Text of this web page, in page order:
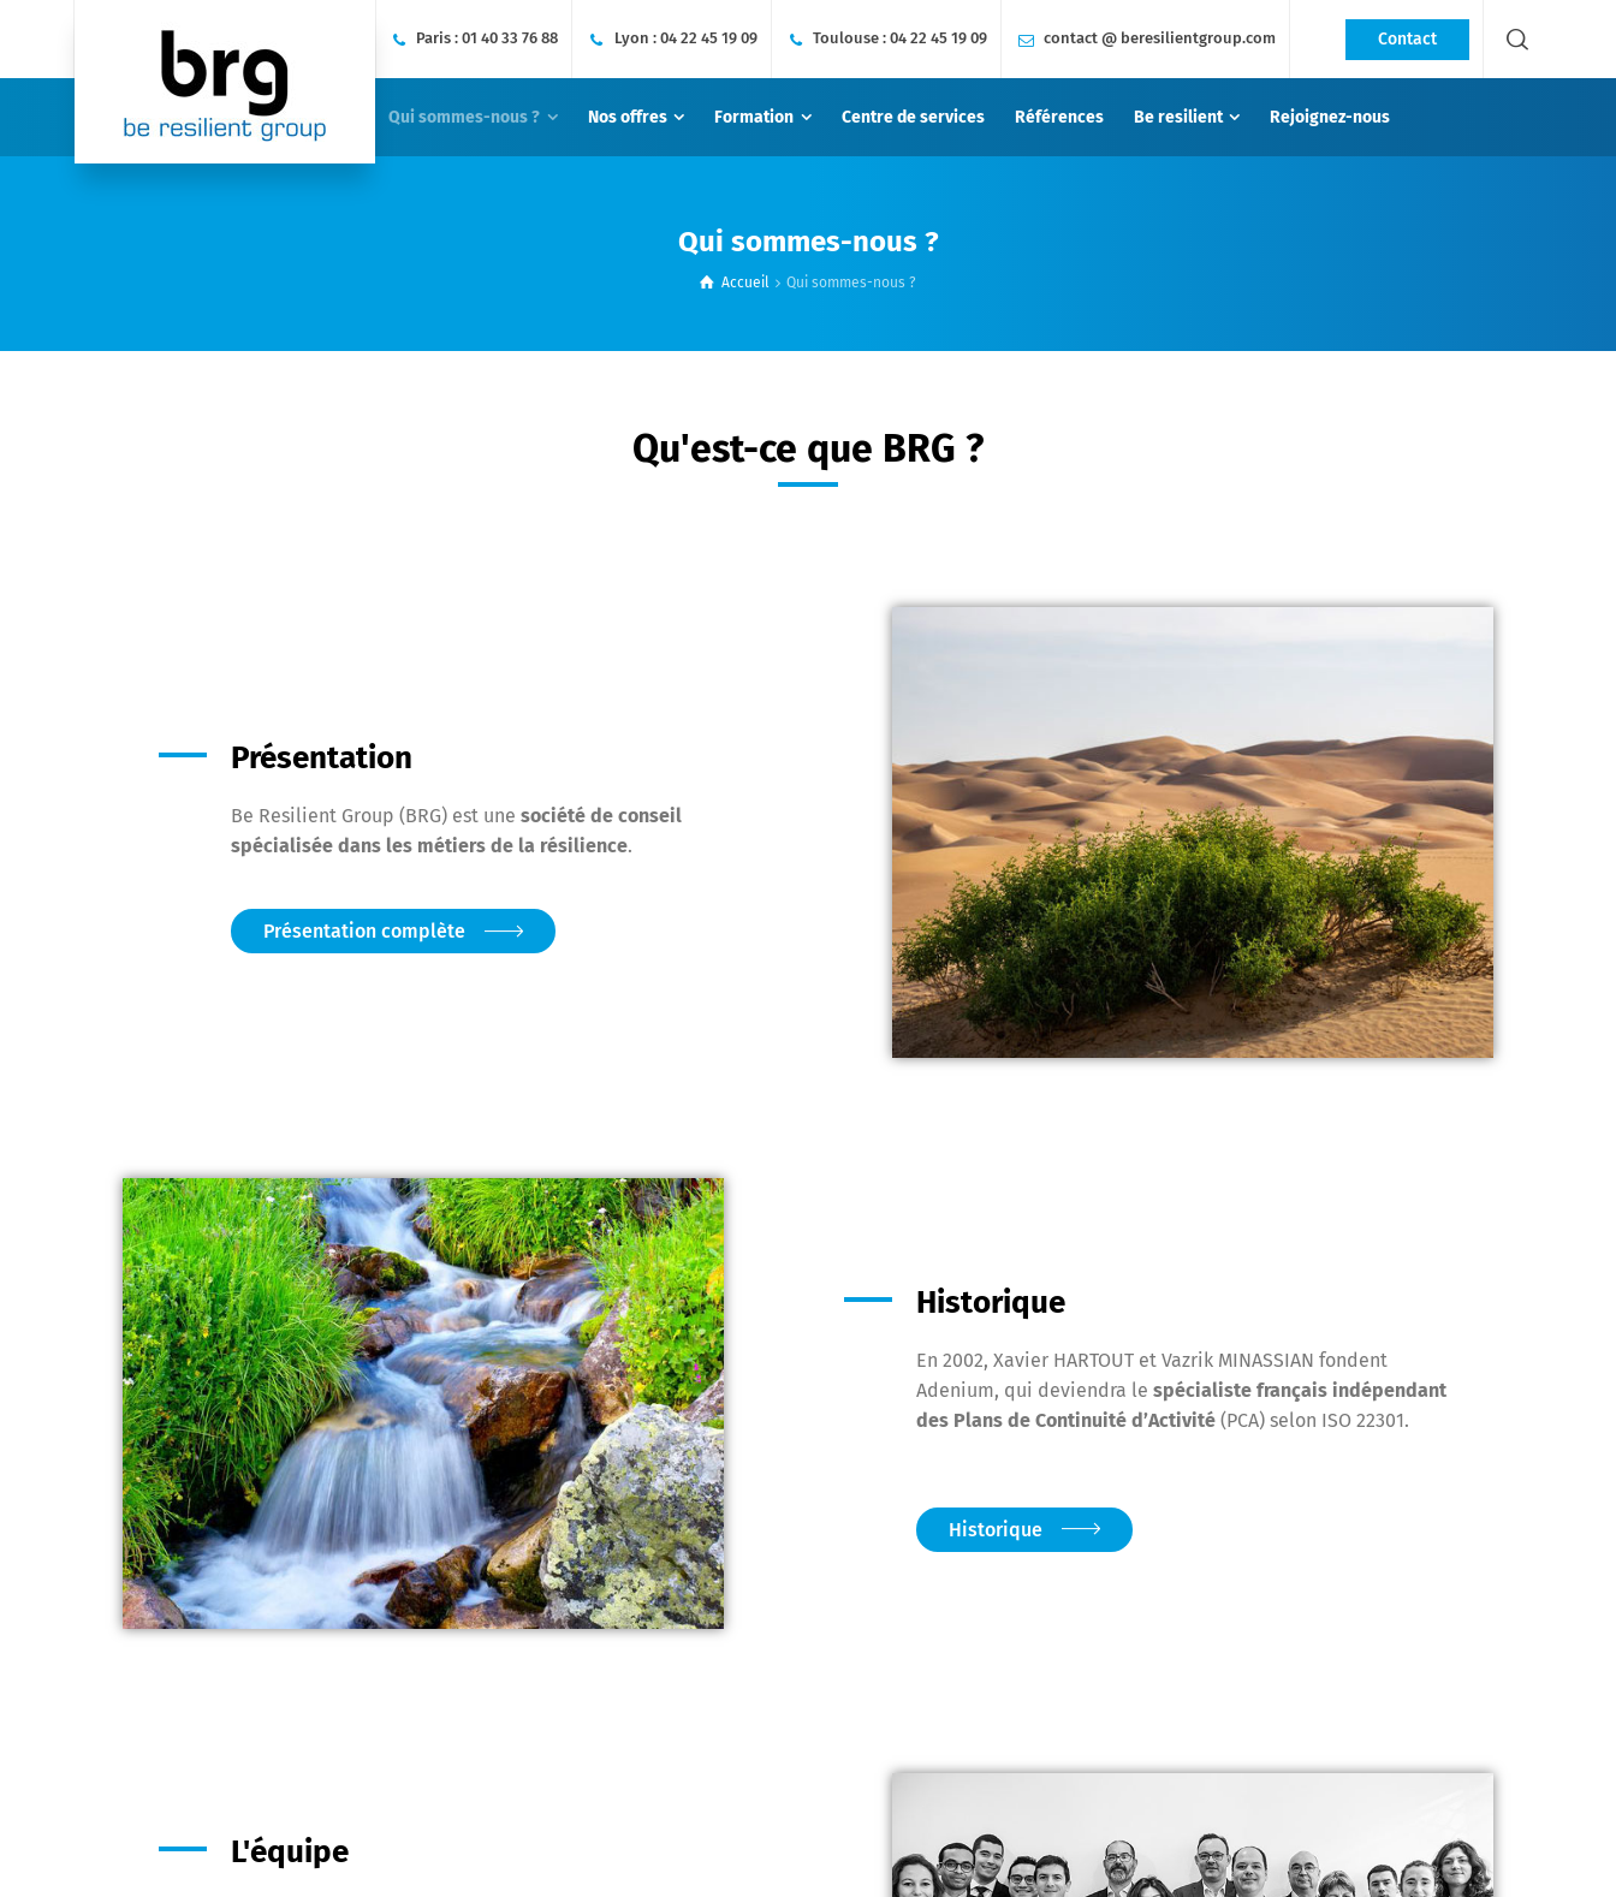
Paris :01 40 33 76 88 Lyon : 04 22 45 19 09 Toulouse :04 22 45 19 09 contact @ beresilientgroup.com Contact
Qui sommes-nous ? Nos offres Formation Centre de services Références Be resilient Rejoignez-nous
Qui sommes-nous ?
Accueil Qui sommes-nous ?
Qu'est-ce que BRG ?
Présentation
Be Resilient Group (BRG) est une société de conseil
spécialisée dans les métiers de la résilience.
Présentation complète
Historique
En 2002, Xavier HARTOUT et Vazrik MINASSIAN fondent
Adenium, qui deviendra le spécialiste français indépendant
des Plans de Continuité d’Activité (PCA) selon ISO 22301.
Historique
L'équipe